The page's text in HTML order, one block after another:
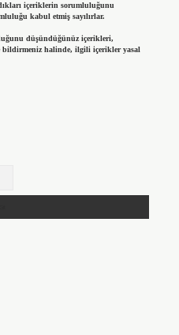
içeriklerin sorumluluğunu
kabul etmiş sayılırlar.
düşündüğünüz içerikleri,
bildirmeniz halinde, ilgili içerikler yasal